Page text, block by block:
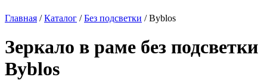
Главная /Каталог /Без подсветки /Byblos
Зеркало в раме без подсветки
Byblos